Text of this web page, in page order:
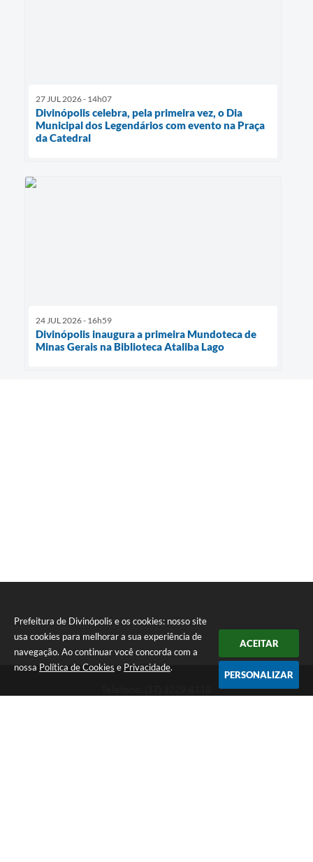
Prefeitura de Divinópolis e os cookies: nosso site
usa cookies para melhorar a sua experiência de
navegação. Ao continuar você concorda com a
nossa Política de Cookies e Privacidade.
ACEITAR
PERSONALIZAR
27 JUL 2026 - 14h07
Divinópolis celebra, pela primeira vez, o Dia
Municipal dos Legendários com evento na Praça
da Catedral
24 JUL 2026 - 16h59
Divinópolis inaugura a primeira Mundoteca de
Minas Gerais na Biblioteca Ataliba Lago